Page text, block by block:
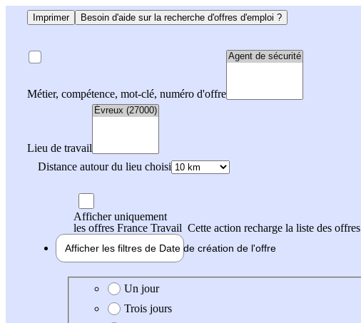
Imprimer Besoin d'aide sur la recherche d'offres d'emploi ?
Métier, compétence, mot-clé, numéro d'offre
Lieu de travail
Distance autour du lieu choisi
Afficher uniquement
les offres France Travail Cette action recharge la liste des offres
Afficher les filtres de Date de création de l'offre
Date de création de l'offre
Un jour
Trois jours